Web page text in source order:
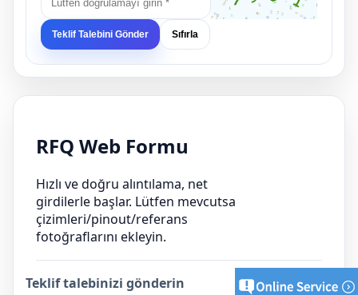
Teklif Talebini Gönder Sıfırla
RFQ Web Formu
Hızlı ve doğru alıntılama, net
girdilerle başlar. Lütfen mevcutsa
çizimleri/pinout/referans
fotoğraflarını ekleyin.
Teklif talebinizi gönderin